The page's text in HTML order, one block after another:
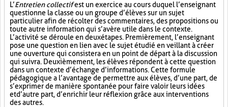
L’Entretien collectifest un exercice au cours duquel l’enseignant
questionne la classe ou un groupe d’élèves sur un sujet
particulier afin de récolter des commentaires, des propositions ou
toute autre information qui s’avère utile dans le contexte.
L’activité se déroule en deux étapes. Premièrement, l’enseignant
pose une question en lien avec le sujet étudié en veillant à créer
une ouverture qui consistera en un point de départ à la discussion
qui suivra. Deuxièmement, les élèves répondent à cette question
dans un contexte d’échange d’informations. Cette formule
pédagogique a l’avantage de permettre aux élèves, d’une part, de
s’exprimer de manière spontanée pour faire valoir leurs idées
et d’autre part, d’enrichir leur réflexion grâce aux interventions
des autres.